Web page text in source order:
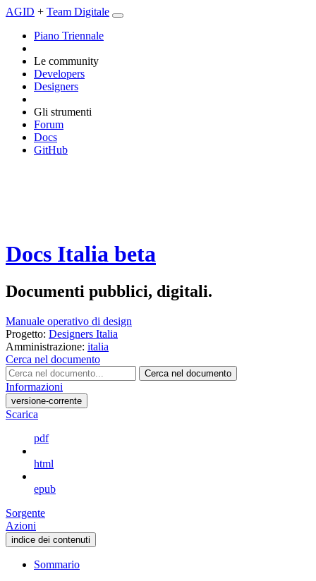
AGID + Team Digitale
Piano Triennale
Le community
Developers
Designers
Gli strumenti
Forum
Docs
GitHub
Docs Italia beta
Documenti pubblici, digitali.
Manuale operativo di design
Progetto: Designers Italia
Amministrazione: italia
Cerca nel documento
Cerca nel documento
Informazioni
versione-corrente
Scarica
pdf
html
epub
Sorgente
Azioni
indice dei contenuti
Sommario